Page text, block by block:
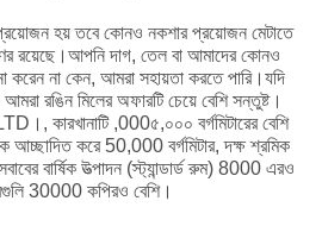
হয় তবে কোনও নকশার প্রয়োজন মেটাতে
রয়েছে।আপনি দাগ, তেল বা আমাদের কোনও
করেন না কেন, আমরা সহায়তা করতে পারি।যদি
রঙিন মিলের অফারটি চেয়ে বেশি সন্তুষ্ট।
কারখানাটি ,000৫,০০০ বর্গমিটারের বেশি
আচ্ছাদিত করে 50,000 বর্গমিটার, দক্ষ শ্রমিক
বার্ষিক উত্পাদন (স্ট্যান্ডার্ড রুম) 8000 এরও
30000 কপিরও বেশি।